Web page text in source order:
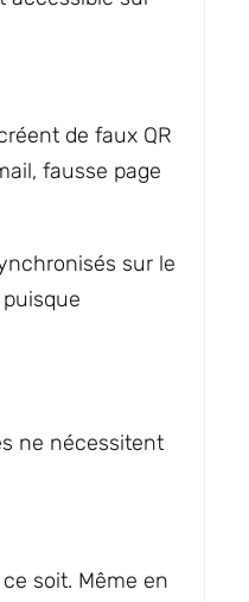
de faux QR
fausse page
sur le
ne nécessitent
soit. Même en